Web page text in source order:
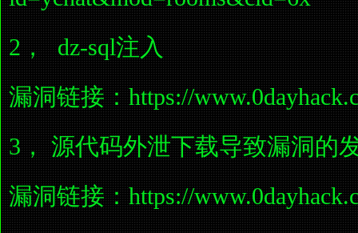
2， dz-sql注入
漏洞链接：https://
3， 源代码外泄下载导致漏洞的
漏洞链接：https://